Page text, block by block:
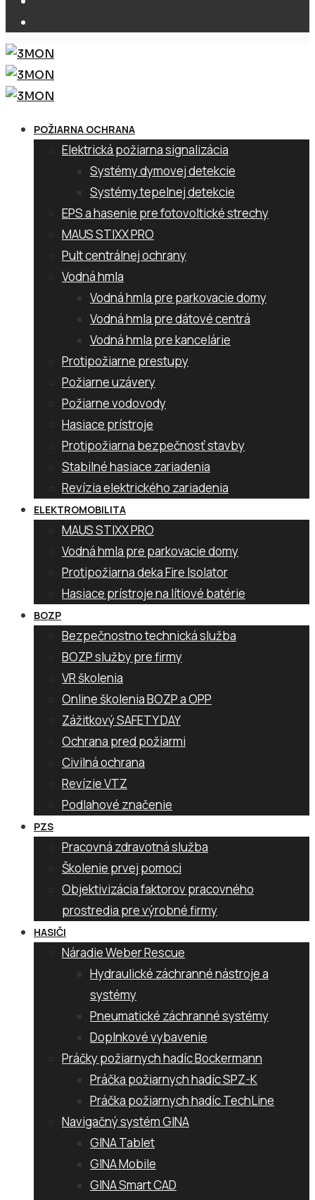
POŽIARNA OCHRANA
Elektrická požiarna signalizácia
Systémy dymovej detekcie
Systémy tepelnej detekcie
EPS a hasenie pre fotovoltické strechy
MAUS STIXX PRO
Pult centrálnej ochrany
Vodná hmla
Vodná hmla pre parkovacie domy
Vodná hmla pre dátové centrá
Vodná hmla pre kancelárie
Protipožiarne prestupy
Požiarne uzávery
Požiarne vodovody
Hasiace prístroje
Protipožiarna bezpečnosť stavby
Stabilné hasiace zariadenia
Revízia elektrického zariadenia
ELEKTROMOBILITA
MAUS STIXX PRO
Vodná hmla pre parkovacie domy
Protipožiarna deka Fire Isolator
Hasiace prístroje na lítiové batérie
BOZP
Bezpečnostno technická služba
BOZP služby pre firmy
VR školenia
Online školenia BOZP a OPP
Zážitkový SAFETY DAY
Ochrana pred požiarmi
Civilná ochrana
Revízie VTZ
Podlahové značenie
PZS
Pracovná zdravotná služba
Školenie prvej pomoci
Objektivizácia faktorov pracovného
prostredia pre výrobné firmy
HASIČI
Náradie Weber Rescue
Hydraulické záchranné nástroje a
systémy
Pneumatické záchranné systémy
Doplnkové vybavenie
Práčky požiarnych hadíc Bockermann
Práčka požiarnych hadíc SPZ-K
Práčka požiarnych hadíc TechLine
Navigačný systém GINA
GINA Tablet
GINA Mobile
GINA Smart CAD